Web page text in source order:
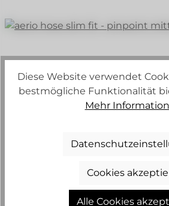
Diese Website verwendet
bestmögliche Funktionalität
Mehr
Cookies
Alle Cookies